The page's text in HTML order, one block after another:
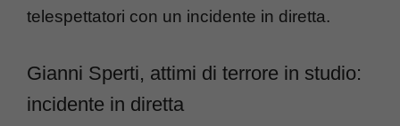
telespettatori con un incidente in diretta.
Gianni Sperti, attimi di terrore in studio:
incidente in diretta